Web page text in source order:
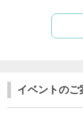
イベントのご